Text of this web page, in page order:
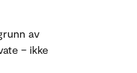
av
– ikke